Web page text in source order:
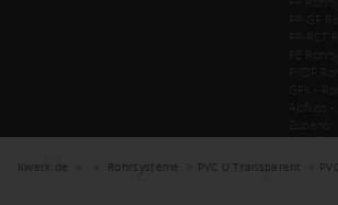
Kwerk.de > > Rohrsysteme > PVC U Transparent >